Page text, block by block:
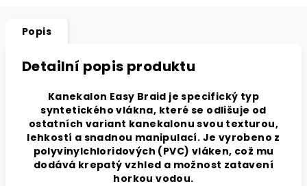
Popis
Detailní popis produktu
Kanekalon Easy Braid je specifický typ
syntetického vlákna, které se odlišuje od
ostatních variant kanekalonu svou texturou,
lehkostí a snadnou manipulací. Je vyrobeno z
polyvinylchloridových (PVC) vláken, což mu
dodává krepatý vzhled a možnost zatavení
horkou vodou.